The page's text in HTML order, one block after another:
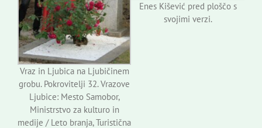
Vraz in Ljubica na Ljubičinem
grobu. Pokrovitelji 32. Vrazove
Ljubice: Mesto Samobor,
Ministrstvo za kulturo in
medije / Leto branja, Turistična
Enes Kišević pred ploščo s
svojimi verzi.